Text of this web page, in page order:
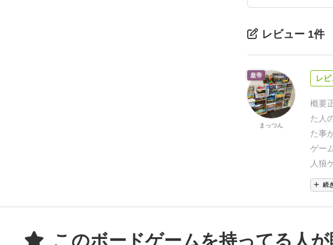
レビュー 1件
レ
概要
た人
た事
ゲー
人狼
感じ
なる
人で
ーム
続
皇帝
まっつん
このボードゲームを持ってる人